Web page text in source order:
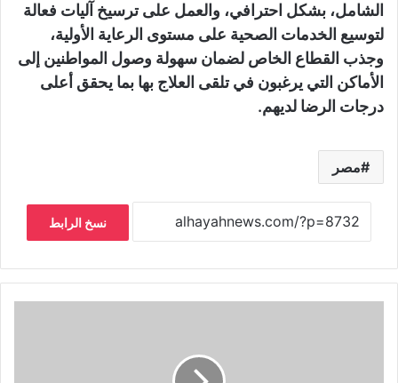
الشامل، بشكل احترافي، والعمل على ترسيخ آليات فعالة
لتوسيع الخدمات الصحية على مستوى الرعاية الأولية،
وجذب القطاع الخاص لضمان سهولة وصول المواطنين إلى
الأماكن التي يرغبون في تلقى العلاج بها بما يحقق أعلى
درجات الرضا لديهم.
مصر
نسخ الرابط